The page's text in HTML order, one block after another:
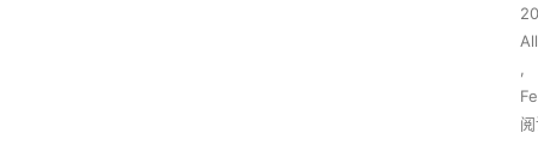
All
,